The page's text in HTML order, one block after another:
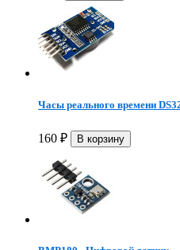
Часы реального времени
160 ₽